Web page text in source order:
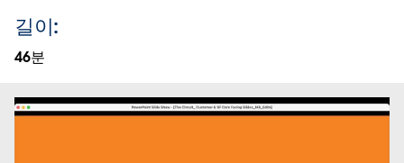
길이:
46분